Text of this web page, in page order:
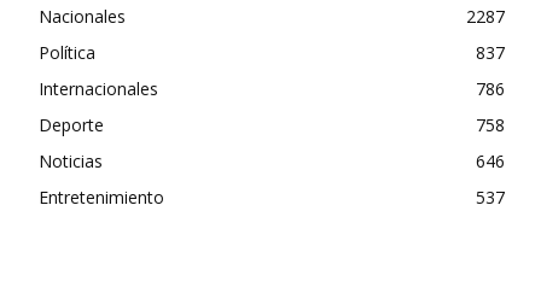
Nacionales
2287
Política
837
Internacionales
786
Deporte
758
Noticias
646
Entretenimiento
537